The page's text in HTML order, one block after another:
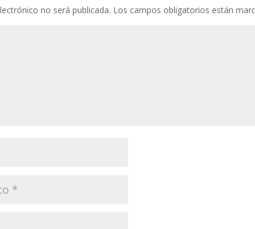
no será publicada. Los campos obligatorios están